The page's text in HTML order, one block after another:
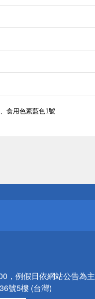
食用色素藍色1號
，例假日依網站公告為主
號5樓 (台灣)